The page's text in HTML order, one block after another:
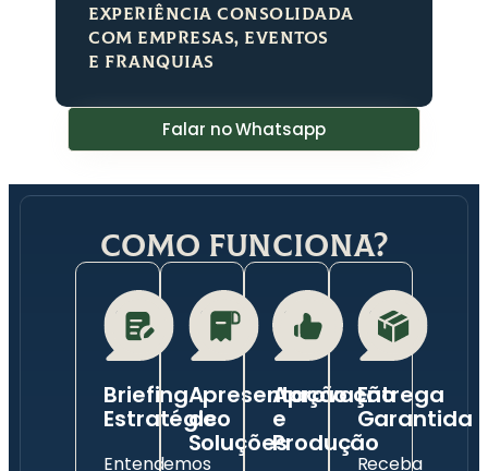
EXPERIÊNCIA CONSOLIDADA
COM EMPRESAS, EVENTOS
E FRANQUIAS
Falar no Whatsapp
Como funciona?
Briefing
Estratégico
Entendemos
Apresentação
de
Soluções
Aprovação
e
Produção
Entrega
Garantida
Receba